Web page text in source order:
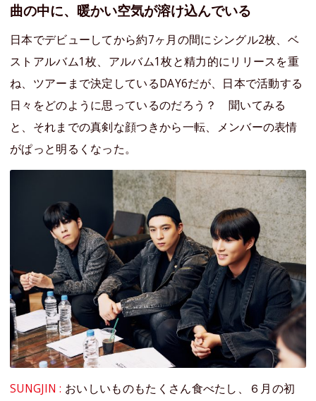
曲の中に、暖かい空気が溶け込んでいる
日本でデビューしてから約7ヶ月の間にシングル2枚、ベ
ストアルバム1枚、アルバム1枚と精力的にリリースを重
ね、ツアーまで決定しているDAY6だが、日本で活動する
日々をどのように思っているのだろう？ 聞いてみる
と、それまでの真剣な顔つきから一転、メンバーの表情
がぱっと明るくなった。
SUNGJIN : おいしいものもたくさん食べたし、６月の初